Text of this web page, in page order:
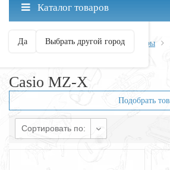
Санкт-Петербург ваш город?
Да Выбрать другой город
Каталог товаров
Главная Клавишные Синтезаторы
Casio MZ-X
Подобрать
Сортировать по: